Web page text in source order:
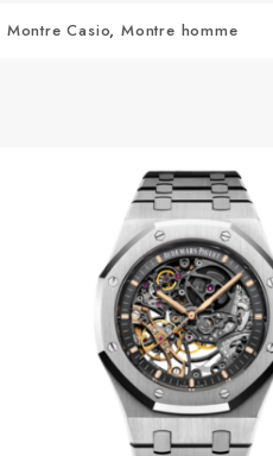
Montre Casio, Montre homme